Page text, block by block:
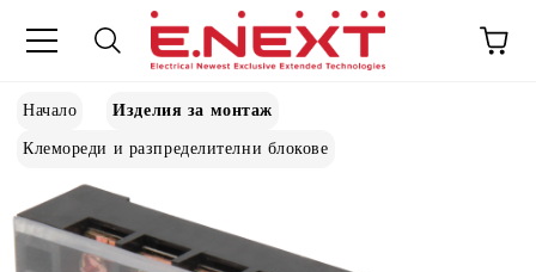
Начало Изделия за монтаж
Клемореди и разпределителни блокове